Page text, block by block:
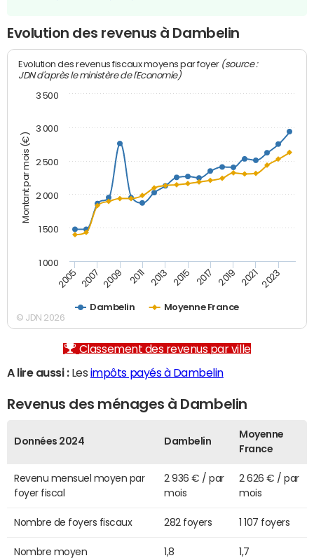
Evolution des revenus à Dambelin
Montant par mois (€)
Evolution des revenus fiscaux moyens par foyer (source :
JDN d'après le ministère de l'Economie)
Dambelin Moyenne France
2005 2007 2009 2011 2013 2015 2017 2019 2021 2023
1 000
1 500
2 000
2 500
3 000
3 500
© JDN 2026
Classement des revenus par ville
A lire aussi :Les impôts payés à Dambelin
Revenus des ménages à Dambelin
Données 2024 Dambelin
Moyenne
France
Revenu mensuel moyen par
foyer fiscal
2 936 € / par
mois
2 626 € / par
mois
Nombre de foyers fiscaux 282 foyers 1 107 foyers
Nombre moyen
1,8
1,7